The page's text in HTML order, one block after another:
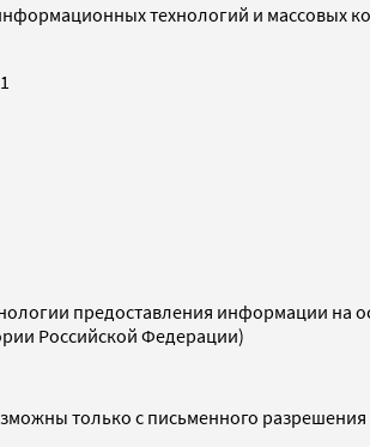
технологий и массовых
предоставления информации на
Российской Федерации)
только с письменного